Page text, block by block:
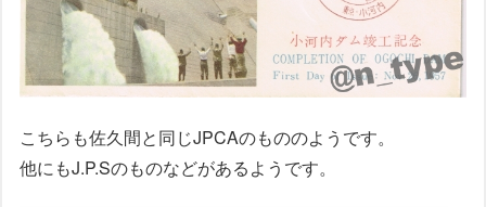
こちらも佐久間と同じJPCAのもののようです。
他にもJ.P.Sのものなどがあるようです。